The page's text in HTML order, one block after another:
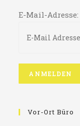
E-Mail-Adresse:
Vor-Ort Büro